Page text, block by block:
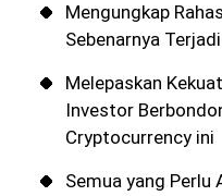
Mengungkap
Sebenarnya
Melepaskan
Investor
Cryptocurrency ini
Semua yang Perlu